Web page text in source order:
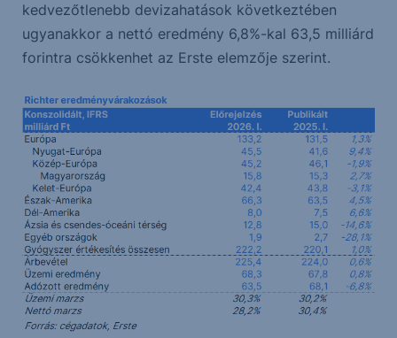
kedvezőtlenebb devizahatások következtében
ugyanakkor a nettó eredmény 6,8%-kal 63,5 milliárd
forintra csökkenhet az Erste elemzője szerint.